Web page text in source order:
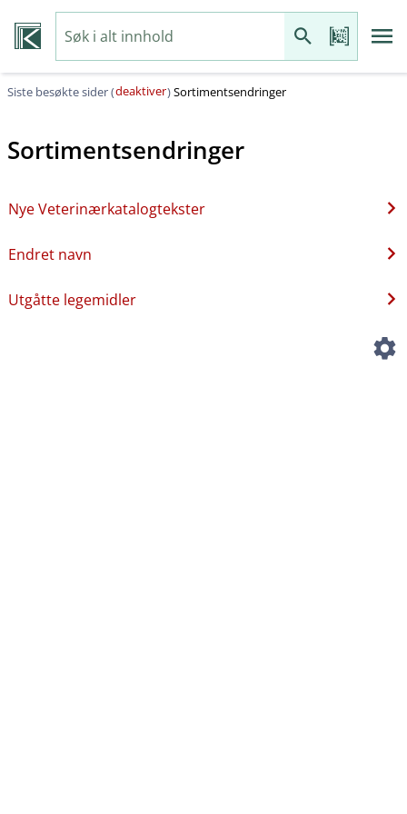
Siste besøkte sider (deaktiver)Sortimentsendringer
Sortimentsendringer
Nye Veterinærkatalogtekster
Endret navn
Utgåtte legemidler